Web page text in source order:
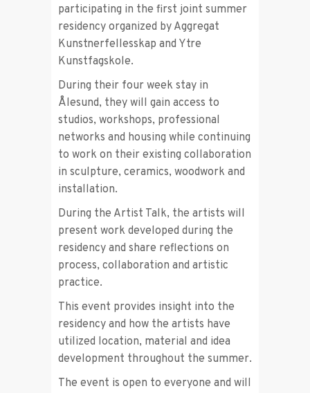
participating in the first joint summer
residency organized by Aggregat
Kunstnerfellesskap and Ytre
Kunstfagskole.
During their four week stay in
Ålesund, they will gain access to
studios, workshops, professional
networks and housing while continuing
to work on their existing collaboration
in sculpture, ceramics, woodwork and
installation.
During the Artist Talk, the artists will
present work developed during the
residency and share reflections on
process, collaboration and artistic
practice.
This event provides insight into the
residency and how the artists have
utilized location, material and idea
development throughout the summer.
The event is open to everyone and will